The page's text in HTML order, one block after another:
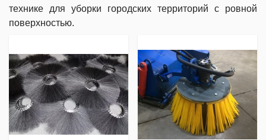
технике для уборки городских территорий с ровной
поверхностью.